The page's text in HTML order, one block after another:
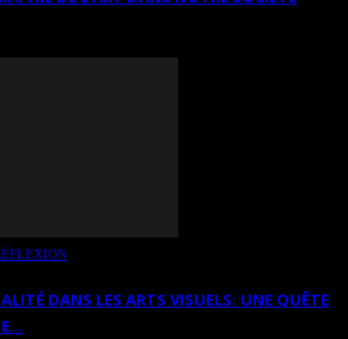
DANS LES ARTS VISUELS: UNE QUÊTE